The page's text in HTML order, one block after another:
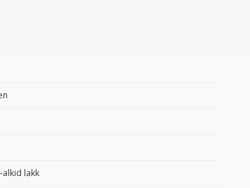
alkid lakk